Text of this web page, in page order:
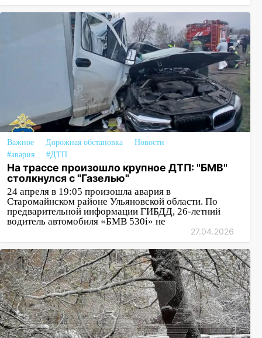
Важное Дорожная обстановка
Новости
#авария
#ДТП
На трассе произошло крупное ДТП: "БМВ"
столкнулся с "Газелью"
24 апреля в 19:05 произошла авария в
Старомайнском районе Ульяновской области. По
предварительной информации ГИБДД, 26-летний
водитель автомобиля «БМВ 530i» не
27.04.2026